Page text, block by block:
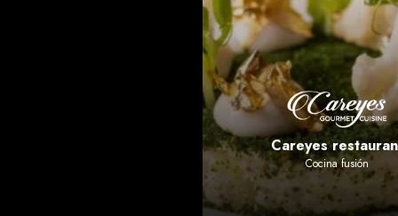
Careyes
Cocina fusión